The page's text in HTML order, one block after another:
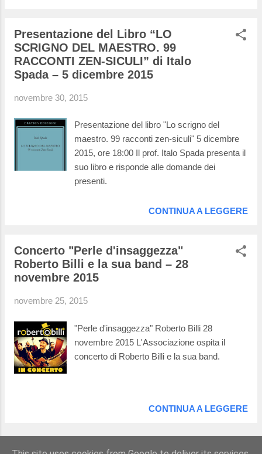
Presentazione del Libro “LO
SCRIGNO DEL MAESTRO. 99
RACCONTI ZEN-SICULI” di Italo
Spada – 5 dicembre 2015
novembre 30, 2015
Presentazione del libro "Lo scrigno del
maestro. 99 racconti zen-siculi" 5 dicembre
2015, ore 18:00 Il prof. Italo Spada presenta il
suo libro e risponde alle domande dei
presenti.
CONTINUA A LEGGERE
Concerto "Perle d'insaggezza"
Roberto Billi e la sua band – 28
novembre 2015
novembre 25, 2015
"Perle d'insaggezza" Roberto Billi 28
novembre 2015 L'Associazione ospita il
concerto di Roberto Billi e la sua band.
CONTINUA A LEGGERE